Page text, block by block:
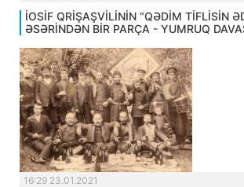
İOSİF QRİŞAŞVİLİNİN “QƏDİM TİFLİSİN
ƏSƏRİNDƏN BİR PARÇA - YUMRUQ
16:29 23.01.2021